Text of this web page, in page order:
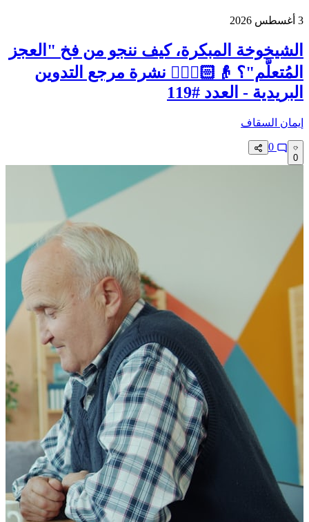
3 أغسطس 2026
الشيخوخة المبكرة، كيف ننجو من فخ "العجز
المُتعلَّم"؟ 👴🏻🚣🏻‍♂️ نشرة مرجع التدوين
البريدية - العدد #119
إيمان السقاف
0